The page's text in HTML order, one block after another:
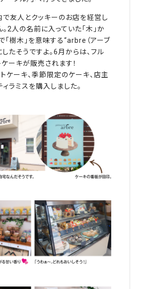
で友人とクッキーのお店を経営し
2人の名前に入っていた「木」か
「樹木」を意味する“arbre（アーブ
したそうですよ。6月からは、フル
ーキが販売されます！
ケーキ、季節限定のケーキ、店主
ラミスを購入しました。